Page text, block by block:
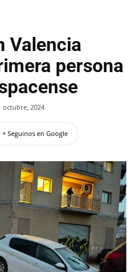
Valencia
persona
octubre, 2024
+ Seguinos en Google